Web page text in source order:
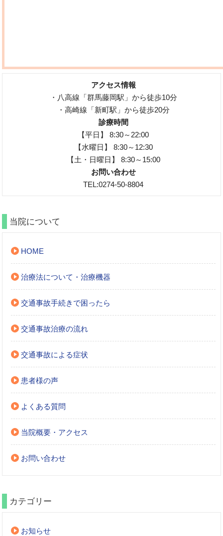
アクセス情報
・八高線「群馬藤岡駅」から徒歩10分
・高崎線「新町駅」から徒歩20分
診療時間
【平日】 8:30～22:00
【水曜日】 8:30～12:30
【土・日曜日】 8:30～15:00
お問い合わせ
TEL:0274-50-8804
当院について
HOME
治療法について・治療機器
交通事故手続きで困ったら
交通事故治療の流れ
交通事故による症状
患者様の声
よくある質問
当院概要・アクセス
お問い合わせ
カテゴリー
お知らせ